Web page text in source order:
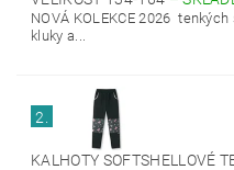
NOVÁ KOLEKCE 2026
kluky a...
2.
KALHOTY SOFTSHELLOVÉ